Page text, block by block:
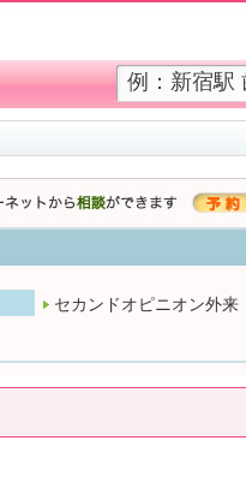
セカンドオピニオン外来